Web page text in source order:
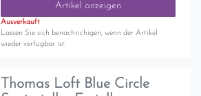
Artikel anzeigen
Ausverkauft
Lassen Sie sich benachrichigen, wenn der Artikel
wieder verfügbar ist.
Thomas Loft Blue Circle